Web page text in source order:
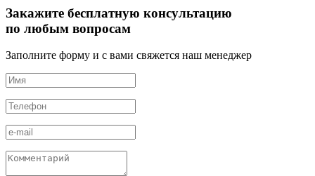
Закажите бесплатную консультацию
по любым вопросам
Заполните форму и с вами свяжется наш менеджер